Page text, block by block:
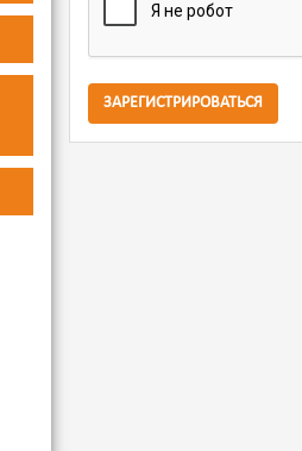
ЗАРЕГИСТРИРОВАТЬСЯ